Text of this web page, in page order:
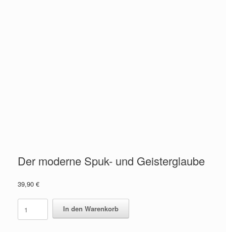
Der moderne Spuk- und Geisterglaube
39,90 €
Der
moderne
Spuk-
In den Warenkorb